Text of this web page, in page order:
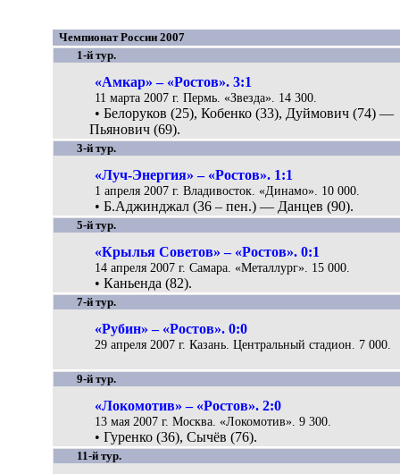
Чемпионат России 2007
1-й тур.
«Амкар» – «Ростов». 3:1
11 марта 2007 г. Пермь. «Звезда». 14 300.
• Белоруков (25), Кобенко (33), Дуймович (74) —
Пьянович (69).
3-й тур.
«Луч-Энергия» – «Ростов». 1:1
1 апреля 2007 г. Владивосток. «Динамо». 10 000.
• Б.Аджинджал (36 – пен.) — Данцев (90).
5-й тур.
«Крылья Советов» – «Ростов». 0:1
14 апреля 2007 г. Самара. «Металлург». 15 000.
• Каньенда (82).
7-й тур.
«Рубин» – «Ростов». 0:0
29 апреля 2007 г. Казань. Центральный стадион. 7 000.
9-й тур.
«Локомотив» – «Ростов». 2:0
13 мая 2007 г. Москва. «Локомотив». 9 300.
• Гуренко (36), Сычёв (76).
11-й тур.